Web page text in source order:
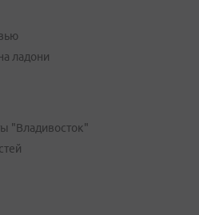
ладони
"Владивосток"